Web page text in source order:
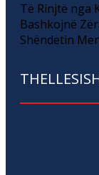
Të Rinjtë nga
Bashkojnë
Shëndetin